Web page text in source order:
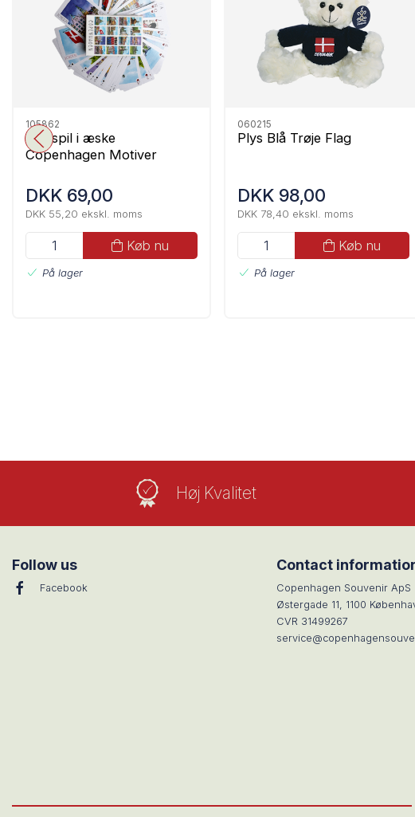
105862
Kortspil i æske
Copenhagen Motiver
DKK 69,00
DKK 55,20 ekskl. moms
Køb nu
På lager
060215
Plys Blå Trøje Flag
DKK 98,00
DKK 78,40 ekskl. moms
Køb nu
På lager
Høj Kvalitet
Follow us
Facebook
Contact
Copenhagen Souvenir ApS
Østergade 11, 1100
CVR 31499267